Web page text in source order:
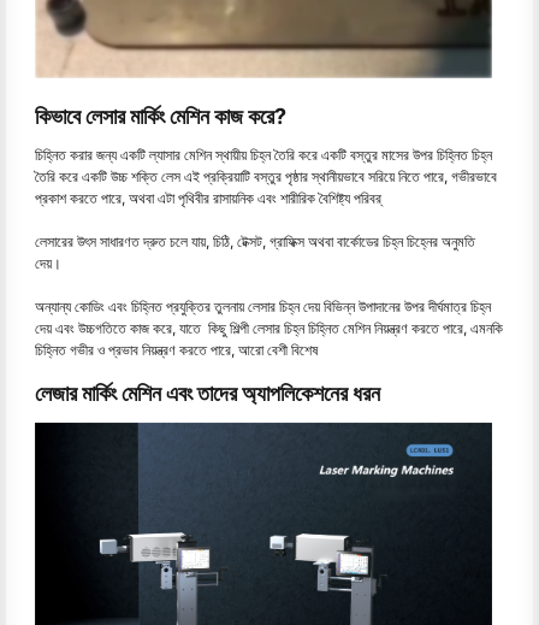
কিভাবে লেসার মার্কিং মেশিন কাজ করে?
চিহ্নিত করার জন্য একটি ল্যাসার মেশিন স্থায়ীয় চিহ্ন তৈরি করে একটি বস্তুর মাসের উপর চিহ্নিত চিহ্ন
তৈরি করে একটি উচ্চ শক্তি লেস এই প্রক্রিয়াটি বস্তুর পৃষ্ঠার স্থানীয়ভাবে সরিয়ে নিতে পারে, গভীরভাবে
প্রকাশ করতে পারে, অথবা এটা পৃথিবীর রাসায়নিক এবং শারীরিক বৈশিষ্ট্য পরিবর্
লেসারের উৎস সাধারণত দ্রুত চলে যায়, চিঠি, টেক্সট, গ্রাফিক্স অথবা বার্কোডের চিহ্ন চিহ্নের অনুমতি
দেয়।
অন্যান্য কোডিং এবং চিহ্নিত প্রযুক্তির তুলনায় লেসার চিহ্ন দেয় বিভিন্ন উপাদানের উপর দীর্ঘমাত্র চিহ্ন
দেয় এবং উচ্চগতিতে কাজ করে, যাতে কিছু শিল্পী লেসার চিহ্ন চিহ্নিত মেশিন নিয়ন্ত্রণ করতে পারে, এমনকি
চিহ্নিত গভীর ও প্রভাব নিয়ন্ত্রণ করতে পারে, আরো বেশী বিশেষ
লেজার মার্কিং মেশিন এবং তাদের অ্যাপলিকেশনের ধরন